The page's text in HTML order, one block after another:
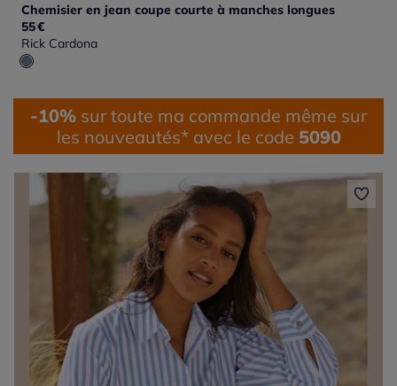
Chemisier en jean coupe courte à manches longues
55€
Rick Cardona
-10% sur toute ma commande même sur
les nouveautés* avec le code 5090